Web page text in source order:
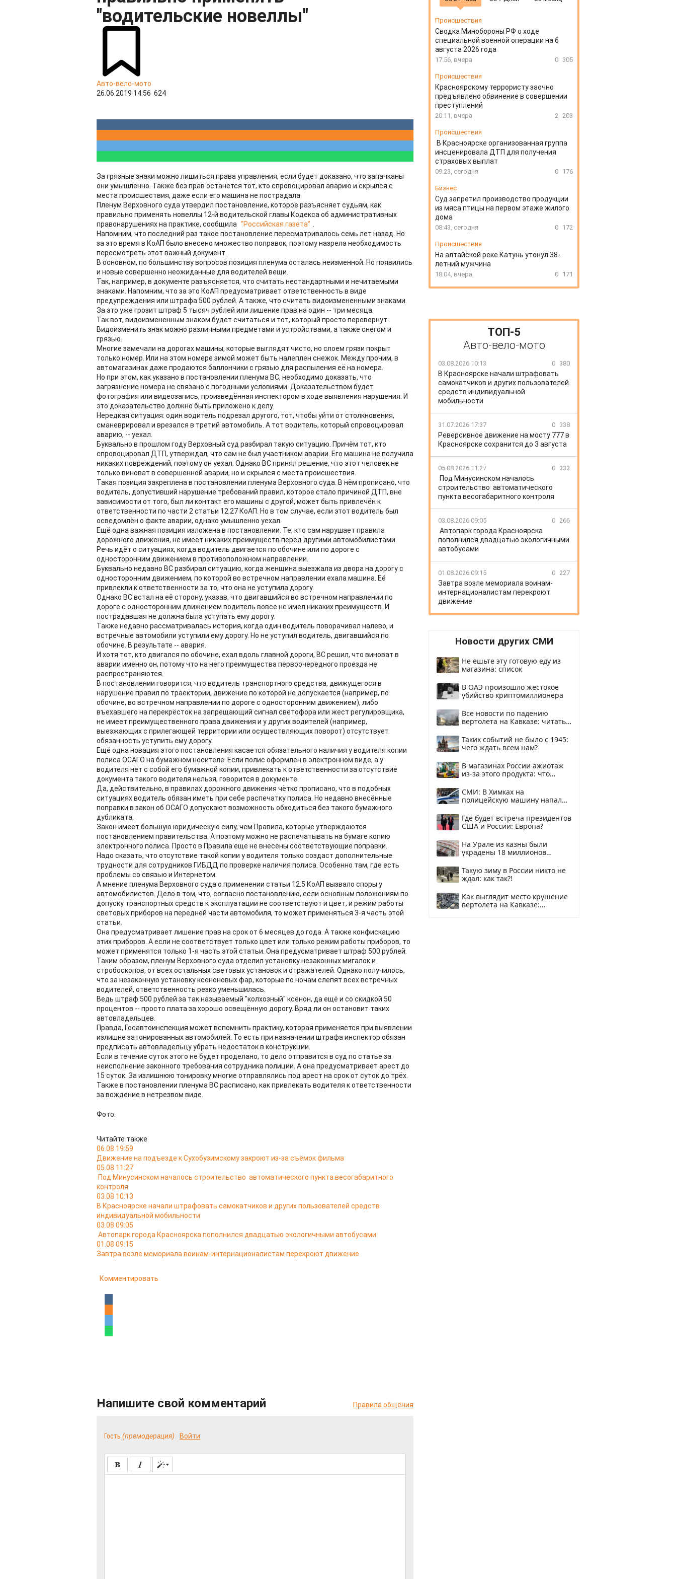
"водительские новеллы"
Авто-вело-мото
26.06.2019 14:56 624
За грязные знаки можно лишиться права управления, если будет доказано, что запачканы
они умышленно. Также без прав останется тот, кто спровоцировал аварию и скрылся с
места происшествия, даже если его машина не пострадала.
Пленум Верховного суда утвердил постановление, которое разъясняет судьям, как
правильно применять новеллы 12-й водительской главы Кодекса об административных
правонарушениях на практике, сообщила "Российская газета"
Напомним, что последний раз такое постановление пересматривалось семь лет назад. Но
за это время в КоАП было внесено множество поправок, поэтому назрела необходимость
пересмотреть этот важный документ.
В основном, по большинству вопросов позиция пленума осталась неизменной. Но появились
и новые совершенно неожиданные для водителей вещи.
Так, например, в документе разъясняется, что считать нестандартными и нечитаемыми
знаками. Напомним, что за это КоАП предусматривает ответственность в виде
предупреждения или штрафа 500 рублей. А также, что считать видоизмененными знаками.
За это уже грозит штраф 5 тысяч рублей или лишение прав на один -- три месяца.
Так вот, видоизмененным знаком будет считаться и тот, который просто перевернут.
Видоизменить знак можно различными предметами и устройствами, а также снегом и
грязью.
Многие замечали на дорогах машины, которые выглядят чисто, но слоем грязи покрыт
только номер. Или на этом номере зимой может быть налеплен снежок. Между прочим, в
автомагазинах даже продаются баллончики с грязью для распыления её на номера.
Но при этом, как указано в постановлении пленума ВС, необходимо доказать, что
загрязнение номера не связано с погодными условиями. Доказательством будет
фотография или видеозапись, произведённая инспектором в ходе выявления нарушения. И
это доказательство должно быть приложено к делу.
Нередкая ситуация: один водитель подрезал другого, тот, чтобы уйти от столкновения,
сманеврировал и врезался в третий автомобиль. А тот водитель, который спровоцировал
аварию, -- уехал.
Буквально в прошлом году Верховный суд разбирал такую ситуацию. Причём тот, кто
спровоцировал ДТП, утверждал, что сам не был участником аварии. Его машина не получила
никаких повреждений, поэтому он уехал. Однако ВС принял решение, что этот человек не
только виноват в совершенной аварии, но и скрылся с места происшествия.
Такая позиция закреплена в постановлении пленума Верховного суда. В нём прописано, что
водитель, допустивший нарушение требований правил, которое стало причиной ДТП, вне
зависимости от того, был ли контакт его машины с другой, может быть привлечён к
ответственности по части 2 статьи 12.27 КоАП. Но в том случае, если этот водитель был
осведомлён о факте аварии, однако умышленно уехал.
Ещё одна важная позиция изложена в постановлении. Те, кто сам нарушает правила
дорожного движения, не имеет никаких преимуществ перед другими автомобилистами.
Речь идёт о ситуациях, когда водитель двигается по обочине или по дороге с
односторонним движением в противоположном направлении.
Буквально недавно ВС разбирал ситуацию, когда женщина выезжала из двора на дорогу с
односторонним движением, по которой во встречном направлении ехала машина. Её
привлекли к ответственности за то, что она не уступила дорогу.
Однако ВС встал на её сторону, указав, что двигавшийся во встречном направлении по
дороге с односторонним движением водитель вовсе не имел никаких преимуществ. И
пострадавшая не должна была уступать ему дорогу.
Также недавно рассматривалась история, когда один водитель поворачивал налево, и
встречные автомобили уступили ему дорогу. Но не уступил водитель, двигавшийся по
обочине. В результате -- авария.
И хотя тот, кто двигался по обочине, ехал вдоль главной дороги, ВС решил, что виноват в
аварии именно он, потому что на него преимущества первоочередного проезда не
распространяются.
В постановлении говорится, что водитель транспортного средства, движущегося в
нарушение правил по траектории, движение по которой не допускается (например, по
обочине, во встречном направлении по дороге с односторонним движением), либо
въехавшего на перекрёсток на запрещающий сигнал светофора или жест регулировщика,
не имеет преимущественного права движения и у других водителей (например,
выезжающих с прилегающей территории или осуществляющих поворот) отсутствует
обязанность уступить ему дорогу.
Ещё одна новация этого постановления касается обязательного наличия у водителя копии
полиса ОСАГО на бумажном носителе. Если полис оформлен в электронном виде, а у
водителя нет с собой его бумажной копии, привлекать к ответственности за отсутствие
документа такого водителя нельзя, говорится в документе.
Да, действительно, в правилах дорожного движения чётко прописано, что в подобных
ситуациях водитель обязан иметь при себе распечатку полиса. Но недавно внесённые
поправки в закон об ОСАГО допускают возможность обходиться без такого бумажного
дубликата.
Закон имеет большую юридическую силу, чем Правила, которые утверждаются
постановлением правительства. А поэтому можно не распечатывать на бумаге копию
электронного полиса. Просто в Правила еще не внесены соответствующие поправки.
Надо сказать, что отсутствие такой копии у водителя только создаст дополнительные
трудности для сотрудников ГИБДД по проверке наличия полиса. Особенно там, где есть
проблемы со связью и Интернетом.
А мнение пленума Верховного суда о применении статьи 12.5 КоАП вызвало споры у
автомобилистов. Дело в том, что, согласно постановлению, если основным положениям по
допуску транспортных средств к эксплуатации не соответствуют и цвет, и режим работы
световых приборов на передней части автомобиля, то может применяться 3-я часть этой
статьи.
Она предусматривает лишение прав на срок от 6 месяцев до года. А также конфискацию
этих приборов. А если не соответствует только цвет или только режим работы приборов, то
может применятся только 1-я часть этой статьи. Она предусматривает штраф 500 рублей.
Таким образом, пленум Верховного суда отделил установку незаконных мигалок и
стробоскопов, от всех остальных световых установок и отражателей. Однако получилось,
что за незаконную установку ксеноновых фар, которые по ночам слепят всех встречных
водителей, ответственность резко уменьшилась.
Ведь штраф 500 рублей за так называемый "колхозный" ксенон, да ещё и со скидкой 50
процентов -- просто плата за хорошо освещённую дорогу. Вряд ли он остановит таких
автовладельцев.
Правда, Госавтоинспекция может вспомнить практику, которая применяется при выявлении
излишне затонированных автомобилей. То есть при назначении штрафа инспектор обязан
предписать автовладельцу убрать недостаток в конструкции.
Если в течение суток этого не будет проделано, то дело отправится в суд по статье за
неисполнение законного требования сотрудника полиции. А она предусматривает арест до
15 суток. За излишнюю тонировку многие отправлялись под арест на срок от суток до трёх.
Также в постановлении пленума ВС расписано, как привлекать водителя к ответственности
за вождение в нетрезвом виде.
Фото:
Читайте также
06.08 19:59
Движение на подъезде к Сухобузимскому закроют из-за съёмок фильма
05.08 11:27
Под Минусинском началось строительство автоматического пункта весогабаритного
контроля
03.08 10:13
В Красноярске начали штрафовать самокатчиков и других пользователей средств
индивидуальной мобильности
03.08 09:05
Автопарк города Красноярска пополнился двадцатью экологичными автобусами
01.08 09:15
Завтра возле мемориала воинам-интернационалистам перекроют движение
Комментировать
Напишите свой комментарий Правила общения
Гость (премодерация) Войти
Происшествия
Сводка Минобороны РФ о ходе
специальной военной операции на 6
августа 2026 года
17:56, вчера 0 305
Происшествия
Красноярскому террористу заочно
предъявлено обвинение в совершении
преступлений
20:11, вчера 2 203
Происшествия
В Красноярске организованная группа
инсценировала ДТП для получения
страховых выплат
09:23, сегодня 0 176
Бизнес
Суд запретил производство продукции
из мяса птицы на первом этаже жилого
дома
08:43, сегодня 0 172
Происшествия
На алтайской реке Катунь утонул 38-
летний мужчина
18:04, вчера 0 171
ТОП-5
Авто-вело-мото
03.08.2026 10:13 0 380
В Красноярске начали штрафовать
самокатчиков и других пользователей
средств индивидуальной
мобильности
31.07.2026 17:37 0 338
Реверсивное движение на мосту 777 в
Красноярске сохранится до 3 августа
05.08.2026 11:27 0 333
Под Минусинском началось
строительство автоматического
пункта весогабаритного контроля
03.08.2026 09:05 0 266
Автопарк города Красноярска
пополнился двадцатью экологичными
автобусами
01.08.2026 09:15 0 227
Завтра возле мемориала воинам-
интернационалистам перекроют
движение
Новости других СМИ
Не ешьте эту готовую еду из
магазина: список
В ОАЭ произошло жестокое
убийство криптомиллионера
Все новости по падению
вертолета на Кавказе: читать
Таких событий не было с 1945:
чего ждать всем нам?
В магазинах России ажиотаж
из-за этого продукта: что
СМИ: В Химках на
полицейскую машину напали
Где будет встреча президентов
США и России: Европа?
На Урале из казны были
украдены 18 миллионов
Такую зиму в России никто не
ждал: как так?!
Как выглядит место крушение
вертолета на Кавказе: